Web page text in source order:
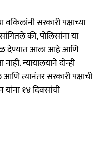
सरकारी पक्षाच्या
की, पोलिसांना या
देण्यात आला आहे आणि
न्यायालयाने दोन्ही
त्यानंतर सरकारी पक्षाची
१४ दिवसांची